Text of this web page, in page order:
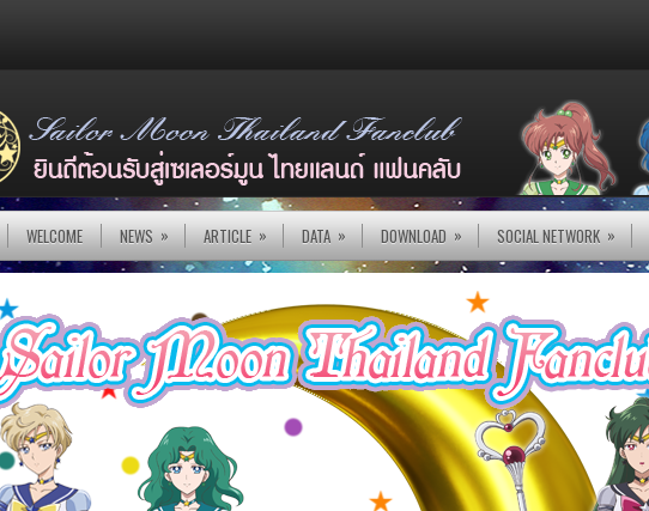
WELCOME NEWS » ARTICLE » DATA » DOWNLOAD » SOCIAL NETWORK »